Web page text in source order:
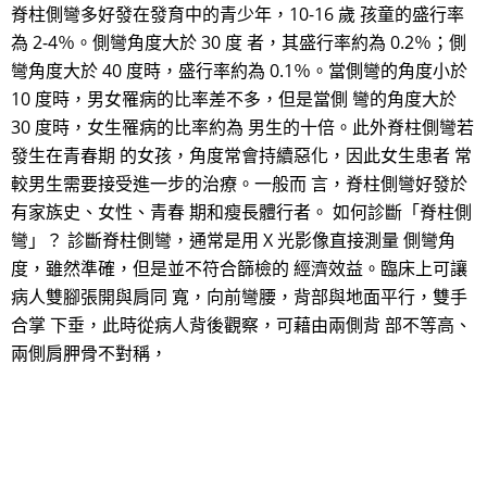
脊柱側彎多好發在發育中的青少年，10-16 歲 孩童的盛行率
為 2-4％。側彎角度大於 30 度 者，其盛行率約為 0.2％；側
彎角度大於 40 度時，盛行率約為 0.1％。當側彎的角度小於
10 度時，男女罹病的比率差不多，但是當側 彎的角度大於
30 度時，女生罹病的比率約為 男生的十倍。此外脊柱側彎若
發生在青春期 的女孩，角度常會持續惡化，因此女生患者 常
較男生需要接受進一步的治療。一般而 言，脊柱側彎好發於
有家族史、女性、青春 期和瘦長體行者。 如何診斷「脊柱側
彎」？ 診斷脊柱側彎，通常是用 X 光影像直接測量 側彎角
度，雖然準確，但是並不符合篩檢的 經濟效益。臨床上可讓
病人雙腳張開與肩同 寬，向前彎腰，背部與地面平行，雙手
合掌 下垂，此時從病人背後觀察，可藉由兩側背 部不等高、
兩側肩胛骨不對稱，